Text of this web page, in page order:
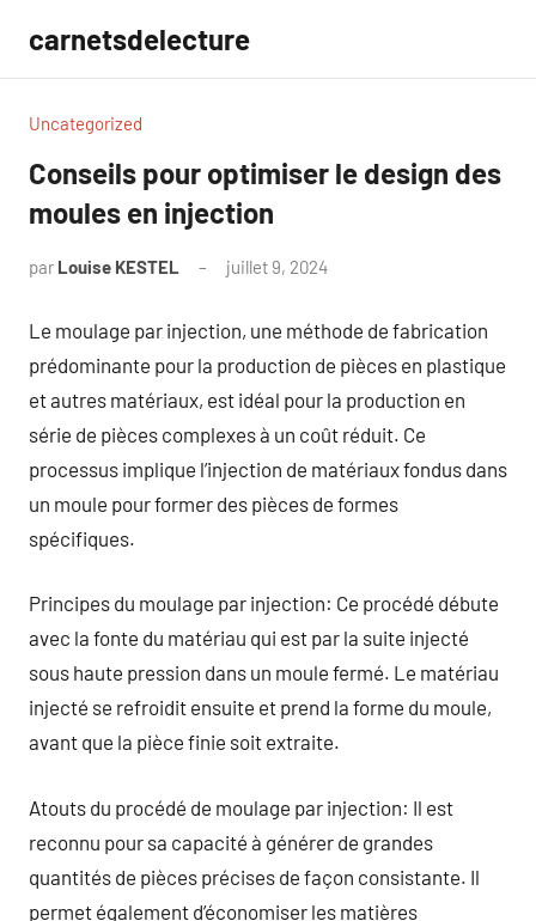
contenu
carnetsdelecture
Uncategorized
Conseils pour optimiser le design des
moules en injection
par Louise KESTEL juillet 9, 2024
Le moulage par injection, une méthode de fabrication
prédominante pour la production de pièces en plastique
et autres matériaux, est idéal pour la production en
série de pièces complexes à un coût réduit. Ce
processus implique l’injection de matériaux fondus dans
un moule pour former des pièces de formes
spécifiques.
Principes du moulage par injection: Ce procédé débute
avec la fonte du matériau qui est par la suite injecté
sous haute pression dans un moule fermé. Le matériau
injecté se refroidit ensuite et prend la forme du moule,
avant que la pièce finie soit extraite.
Atouts du procédé de moulage par injection: Il est
reconnu pour sa capacité à générer de grandes
quantités de pièces précises de façon consistante. Il
permet également d’économiser les matières